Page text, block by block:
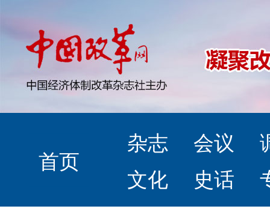
首页
杂志 会议
文化
史话